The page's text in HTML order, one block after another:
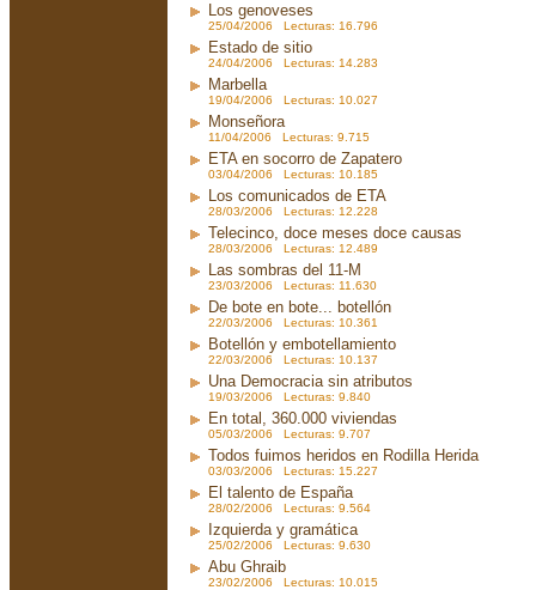
Los genoveses
25/04/2006 Lecturas: 16.796
Estado de sitio
24/04/2006 Lecturas: 14.283
Marbella
19/04/2006 Lecturas: 10.027
Monseñora
11/04/2006 Lecturas: 9.715
ETA en socorro de Zapatero
03/04/2006 Lecturas: 10.185
Los comunicados de ETA
28/03/2006 Lecturas: 12.228
Telecinco, doce meses doce causas
28/03/2006 Lecturas: 12.489
Las sombras del 11-M
23/03/2006 Lecturas: 11.630
De bote en bote... botellón
22/03/2006 Lecturas: 10.361
Botellón y embotellamiento
22/03/2006 Lecturas: 10.137
Una Democracia sin atributos
19/03/2006 Lecturas: 9.840
En total, 360.000 viviendas
05/03/2006 Lecturas: 9.707
Todos fuimos heridos en Rodilla Herida
03/03/2006 Lecturas: 15.227
El talento de España
28/02/2006 Lecturas: 9.564
Izquierda y gramática
25/02/2006 Lecturas: 9.630
Abu Ghraib
23/02/2006 Lecturas: 10.015